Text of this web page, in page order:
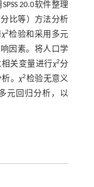
20.0软件整理
比等）方法分析
χ2检验和采用多元
因素。将人口学
关变量进行χ2分
析。χ2检验无意义
元回归分析，以